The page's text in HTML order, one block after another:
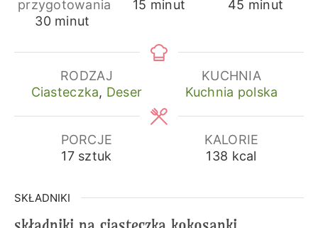
przygotowania
30minuty
minut
15 minuty
minut
45 minuty
minut
RODZAJ
Ciasteczka, Deser
KUCHNIA
Kuchnia polska
PORCJE
17 sztuk
KALORIE
138 kcal
SKŁADNIKI